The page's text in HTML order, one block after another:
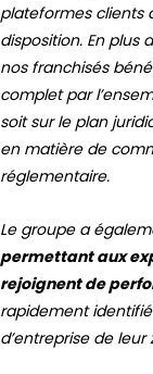
plateformes clients
disposition. En plus
nos franchisés
complet par
soit sur le plan
en matière de
réglementaire.
Le groupe a
permettant aux
rejoignent de
rapidement
d’entreprise de